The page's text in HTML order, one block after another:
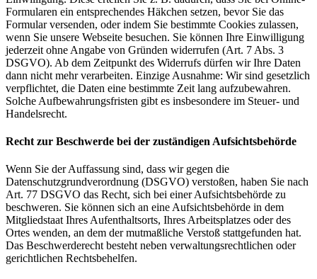
Formularen ein entsprechendes Häkchen setzen, bevor Sie das
Formular versenden, oder indem Sie bestimmte Cookies zulassen,
wenn Sie unsere Webseite besuchen. Sie können Ihre Einwilligung
jederzeit ohne Angabe von Gründen widerrufen (Art. 7 Abs. 3
DSGVO). Ab dem Zeitpunkt des Widerrufs dürfen wir Ihre Daten
dann nicht mehr verarbeiten. Einzige Ausnahme: Wir sind gesetzlich
verpflichtet, die Daten eine bestimmte Zeit lang aufzubewahren.
Solche Aufbewahrungsfristen gibt es insbesondere im Steuer- und
Handelsrecht.
Recht zur Beschwerde bei der zuständigen Aufsichtsbehörde
Wenn Sie der Auffassung sind, dass wir gegen die
Datenschutzgrundverordnung (DSGVO) verstoßen, haben Sie nach
Art. 77 DSGVO das Recht, sich bei einer Aufsichtsbehörde zu
beschweren. Sie können sich an eine Aufsichtsbehörde in dem
Mitgliedstaat Ihres Aufenthaltsorts, Ihres Arbeitsplatzes oder des
Ortes wenden, an dem der mutmaßliche Verstoß stattgefunden hat.
Das Beschwerderecht besteht neben verwaltungsrechtlichen oder
gerichtlichen Rechtsbehelfen.